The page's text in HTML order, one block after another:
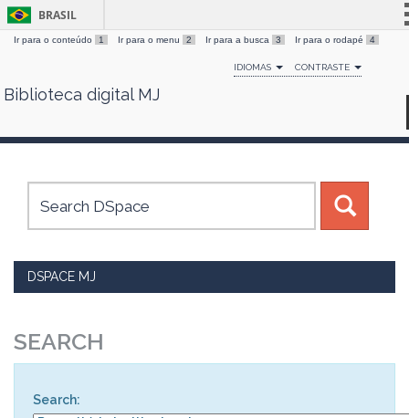
Skip
BRASIL
Simplifique!
Comunica BR
Canais
Ir para o conteúdo 1 Ir para o menu 2 Ir para a busca 3 Ir para o rodapé 4
IDIOMAS CONTRASTE
Biblioteca digital MJ
DSPACE MJ
SEARCH
Search: